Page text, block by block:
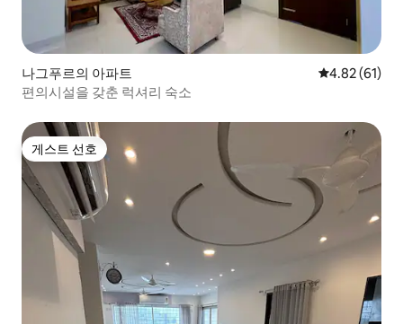
나그푸르의 아파트 평점 4.82점
4.82 (61)
편의시설을 갖춘 럭셔리 숙소
게스트 선호
게스트 선호